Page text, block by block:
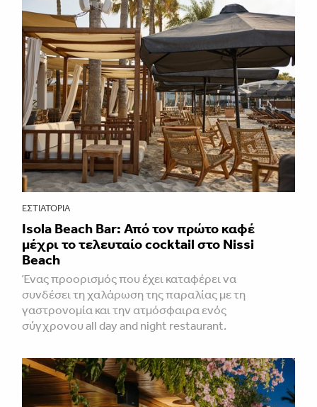
ΕΣΤΙΑΤΌΡΙΑ
Isola Beach Bar: Από τον πρώτο καφέ
μέχρι το τελευταίο cocktail στο Nissi
Beach
Ένας προορισμός που έχει καταφέρει να
συνδέσει τη χαλάρωση της παραλίας με τη
γαστρονομία και την ατμόσφαιρα ενός
σύγχρονου all day and night restaurant.